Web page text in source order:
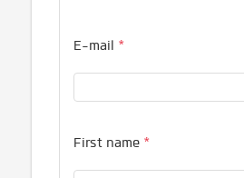
E-mail *
First name *